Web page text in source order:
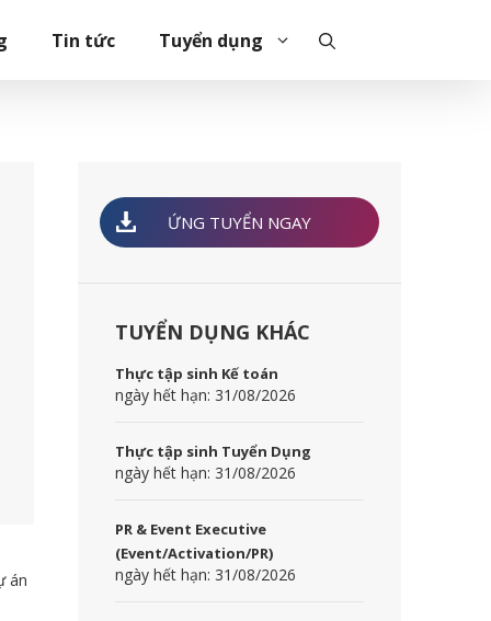
Tin tức Tuyển dụng
án
ỨNG TUYỂN NGAY
TUYỂN DỤNG KHÁC
Thực tập sinh Kế toán
ngày hết hạn: 31/08/2026
Thực tập sinh Tuyển Dụng
ngày hết hạn: 31/08/2026
PR & Event Executive
(Event/Activation/PR)
ngày hết hạn: 31/08/2026